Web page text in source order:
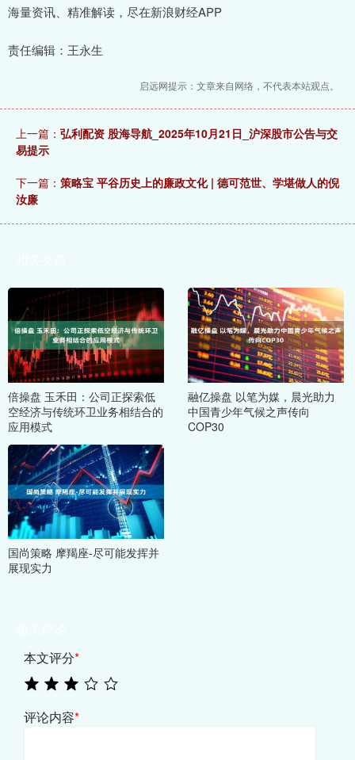
海量资讯、精准解读，尽在新浪财经APP
责任编辑：王永生
启远网提示：文章来自网络，不代表本站观点。
上一篇： 弘利配资 股海导航_2025年10月21日_沪深股市公告与交
易提示
下一篇： 策略宝 平谷历史上的廉政文化 | 德可范世、学堪做人的倪
汝廉
倍操盘 玉禾田：公司正探索低
空经济与传统环卫业务相结合的
应用模式
融亿操盘 以笔为媒，晨光助力
中国青少年气候之声传向
COP30
国尚策略 摩羯座-尽可能发挥并
展现实力
本文评分*
评论内容*